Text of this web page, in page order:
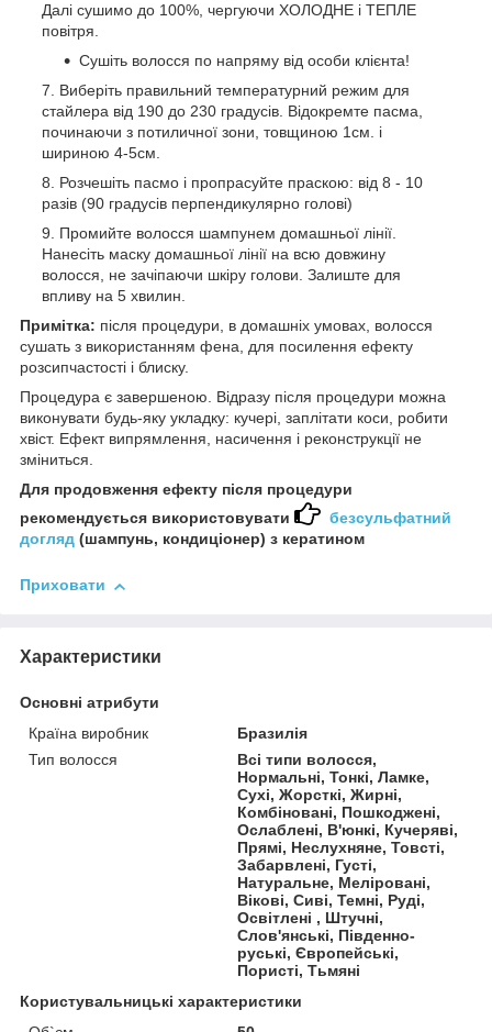
Далі сушимо до 100%, чергуючи ХОЛОДНЕ і ТЕПЛЕ
повітря.
Сушіть волосся по напряму від особи клієнта!
Виберіть правильний температурний режим для
стайлера від 190 до 230 градусів. Відокремте пасма,
починаючи з потиличної зони, товщиною 1см. і
шириною 4-5см.
Розчешіть пасмо і пропрасуйте праскою: від 8 - 10
разів (90 градусів перпендикулярно голові)
Промийте волосся шампунем домашньої лінії.
Нанесіть маску домашньої лінії на всю довжину
волосся, не зачіпаючи шкіру голови. Залиште для
впливу на 5 хвилин.
Примітка: після процедури, в домашніх умовах, волосся
сушать з використанням фена, для посилення ефекту
розсипчастості і блиску.
Процедура є завершеною. Відразу після процедури можна
виконувати будь-яку укладку: кучері, заплітати коси, робити
хвіст. Ефект випрямлення, насичення і реконструкції не
зміниться.
Для продовження ефекту після процедури
рекомендується використовувати
безсульфатний
догляд (шампунь, кондиціонер) з кератином
Приховати
Характеристики
Основні атрибути
Країна виробник
Бразилія
Тип волосся
Всі типи волосся,
Нормальні, Тонкі, Ламке,
Сухі, Жорсткі, Жирні,
Комбіновані, Пошкоджені,
Ослаблені, В'юнкі, Кучеряві,
Прямі, Неслухняне, Товсті,
Забарвлені, Густі,
Натуральне, Меліровані,
Вікові, Сиві, Темні, Руді,
Освітлені , Штучні,
Слов'янські, Південно-
руські, Європейські,
Пористі, Тьмяні
Користувальницькі характеристики